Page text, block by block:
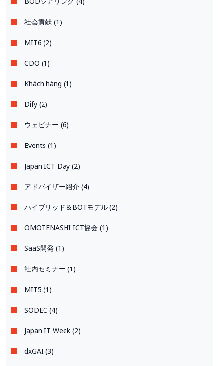
社会貢献 (1)
MIT6 (2)
CDO (1)
Khách hàng (1)
Dify (2)
ウェビナー (6)
Events (1)
Japan ICT Day (2)
アドバイザー紹介 (4)
ハイブリッド＆BOTモデル (2)
OMOTENASHI ICT協会 (1)
SaaS開発 (1)
社内セミナー (1)
MIT5 (1)
SODEC (4)
Japan IT Week (2)
dxGAI (3)